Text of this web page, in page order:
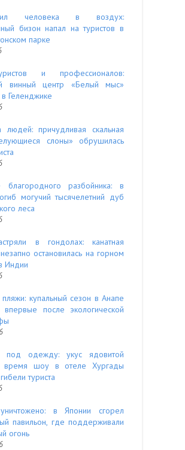
человека в воздух:
бизон напал на туристов в
парке
и профессионалов:
винный центр «Белый мыс»
Геленджике
людей: причудливая скальная
слоны» обрушилась
благородного разбойника: в
могучий тысячелетний дуб
леса
в гондолах: канатная
остановилась на горном
Индии
пляжи: купальный сезон в Анапе
впервые после экологической
под одежду: укус ядовитой
время шоу в отеле Хургады
туриста
в Японии сгорел
павильон, где поддерживали
огонь